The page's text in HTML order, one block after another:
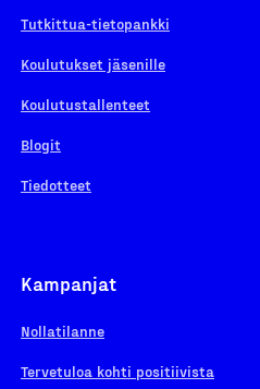
Tutkittua-tietopankki
Koulutukset jäsenille
Koulutustallenteet
Blogit
Tiedotteet
Kampanjat
Nollatilanne
Tervetuloa kohti positiivista